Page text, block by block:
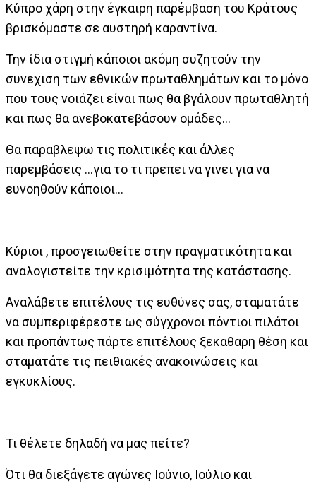
Κύπρο χάρη στην έγκαιρη παρέμβαση του Κράτους
βρισκόμαστε σε αυστηρή καραντίνα.
Την ίδια στιγμή κάποιοι ακόμη συζητούν την
συνεχιση των εθνικών πρωταθλημάτων και το μόνο
που τους νοιάζει είναι πως θα βγάλουν πρωταθλητή
και πως θα ανεβοκατεβάσουν ομάδες...
Θα παραβλεψω τις πολιτικές και άλλες
παρεμβάσεις ...για το τι πρεπει να γινει για να
ευνοηθούν κάποιοι...
Κύριοι , προσγειωθείτε στην πραγματικότητα και
αναλογιστείτε την κρισιμότητα της κατάστασης.
Αναλάβετε επιτέλους τις ευθύνες σας, σταματάτε
να συμπεριφέρεστε ως σύγχρονοι πόντιοι πιλάτοι
και προπάντως πάρτε επιτέλους ξεκαθαρη θέση και
σταματάτε τις πειθιακές ανακοινώσεις και
εγκυκλίους.
Τι θέλετε δηλαδή να μας πείτε?
Ότι θα διεξάγετε αγώνες Ιούνιο, Ιούλιο και